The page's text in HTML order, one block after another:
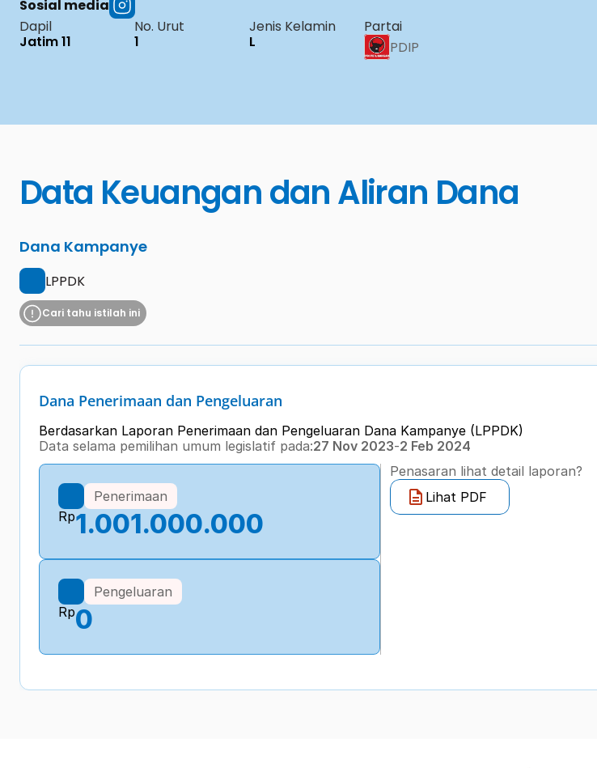
Sosial media
Dapil
Jatim 11
No. Urut
1
Jenis Kelamin
L
Partai
PDIP
Data Keuangan dan Aliran Dana
Dana Kampanye
LPPDK
Cari tahu istilah ini
Dana Penerimaan dan Pengeluaran
Berdasarkan Laporan Penerimaan dan Pengeluaran Dana Kampanye (LPPDK)
Data selama pemilihan umum legislatif pada:27 Nov 2023-2 Feb 2024
Penerimaan
Rp1.001.000.000
Pengeluaran
Rp0
Penasaran lihat detail laporan?
Lihat PDF